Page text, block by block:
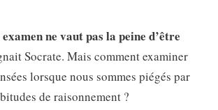
ne vaut pas la peine d’être
Socrate. Mais comment examiner
lorsque nous sommes piégés par
de raisonnement ?